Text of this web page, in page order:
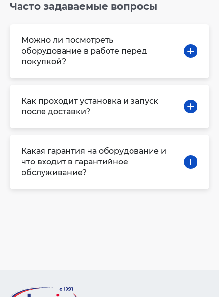
Часто задаваемые вопросы
Можно ли посмотреть
оборудование в работе перед
покупкой?
Как проходит установка и запуск
после доставки?
Какая гарантия на оборудование и
что входит в гарантийное
обслуживание?